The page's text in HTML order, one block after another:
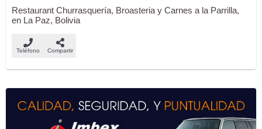
Restaurant Churrasquería, Broasteria y Carnes a la Parrilla,
en La Paz, Bolivia
Teléfono Compartir